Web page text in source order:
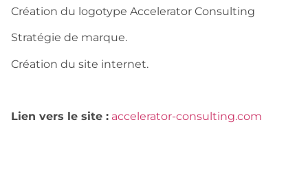
Création du logotype Accelerator Consulting
Stratégie de marque.
Création du site internet.
Lien vers le site : accelerator-consulting.com